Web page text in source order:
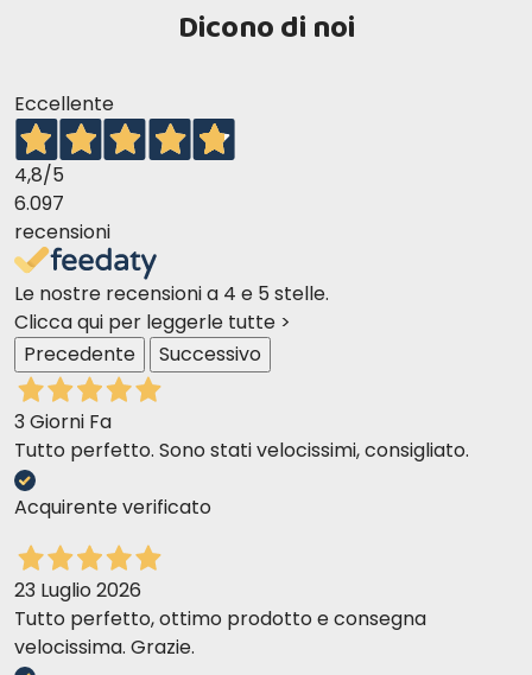
Dicono di noi
Eccellente
4,8/5
6.097
recensioni
Le nostre recensioni a 4 e 5 stelle.
Clicca qui per leggerle tutte >
Precedente
Successivo
3 Giorni Fa
Tutto perfetto. Sono stati velocissimi, consigliato.
Acquirente verificato
23 Luglio 2026
Tutto perfetto, ottimo prodotto e consegna
velocissima. Grazie.